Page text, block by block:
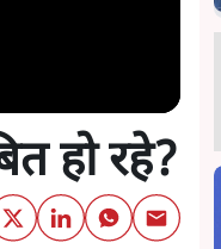
हो रहे?